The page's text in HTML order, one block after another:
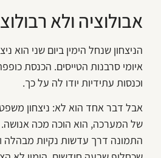
אבולוציה ולא
הניצחון שנחל הימין ביום שני הוא
איומי סרבנות הטייסים. הכנסת
וכנסות עתידיות יודו לה על כך.
אבל דבר אחד הוא לא: ניצחון
של המערכה, הוא הוכה מכה אנושה.
התמונה דרך עדשות נקיות מבהלה